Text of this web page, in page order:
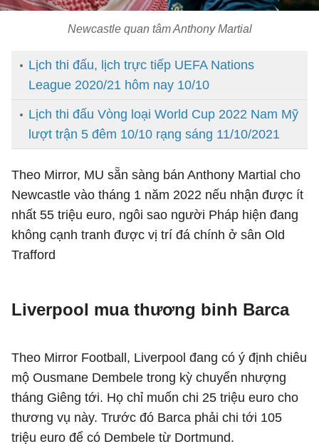
Newcastle quan tâm Anthony Martial
Lịch thi đấu, lịch trực tiếp UEFA Nations
League 2020/21 hôm nay 10/10
Lịch thi đấu Vòng loại World Cup 2022 Nam Mỹ
lượt trận 5 đêm 10/10 rạng sáng 11/10/2021
Theo Mirror, MU sẵn sàng bán Anthony Martial cho
Newcastle vào tháng 1 năm 2022 nếu nhận được ít
nhất 55 triệu euro, ngôi sao người Pháp hiện đang
không cạnh tranh được vị trí đá chính ở sân Old
Trafford
Liverpool mua thương binh Barca
Theo Mirror Football, Liverpool đang có ý định chiêu
mộ Ousmane Dembele trong kỳ chuyển nhượng
tháng Giêng tới. Họ chỉ muốn chi 25 triệu euro cho
thương vụ này. Trước đó Barca phải chi tới 105
triệu euro để có Dembele từ Dortmund.